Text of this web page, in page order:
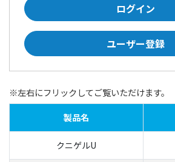
ログイン
ユーザー登録
※左右にフリックしてご覧いただけます。
製品名
クニゲルU